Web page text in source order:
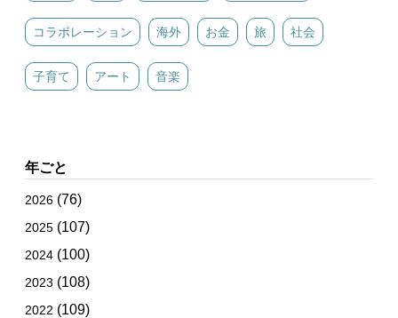
コラボレーション 海外 お金 旅 社会
子育て アート 音楽
年ごと
2026 (76)
2025 (107)
2024 (100)
2023 (108)
2022 (109)